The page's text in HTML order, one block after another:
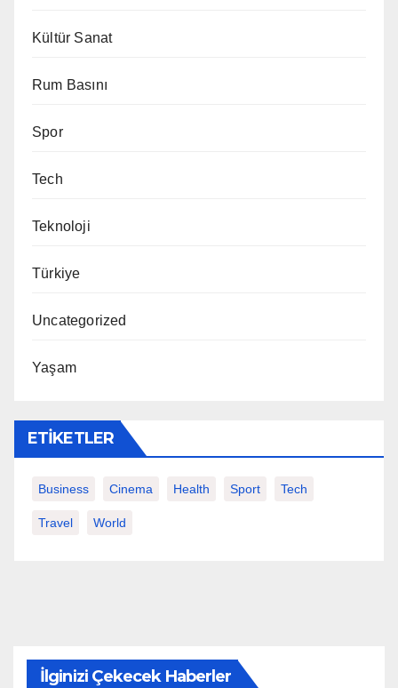
Kültür Sanat
Rum Basını
Spor
Tech
Teknoloji
Türkiye
Uncategorized
Yaşam
ETIKETLER
Business Cinema Health Sport Tech
Travel World
İlginizi Çekecek Haberler